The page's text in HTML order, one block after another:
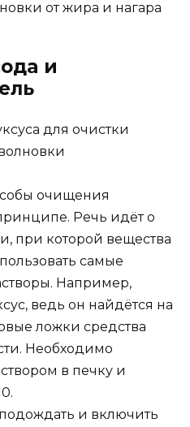
и
очищения
Речь идёт о
при которой вещества
самые
Например,
ведь он найдётся на
ложки средства
Необходимо
в печку и
и включить